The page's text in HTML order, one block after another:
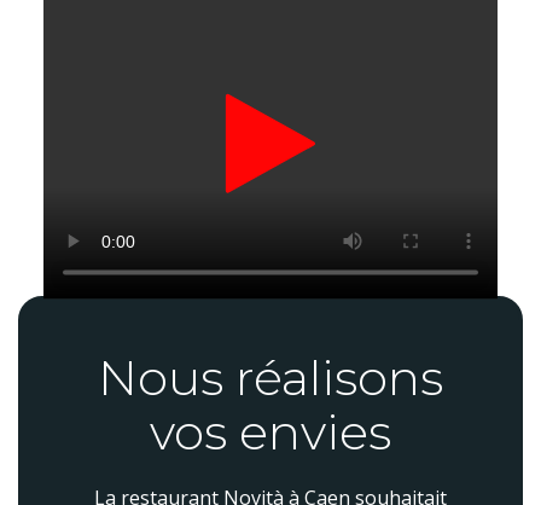
Nous réalisons
vos envies
La restaurant Novità à Caen souhaitait